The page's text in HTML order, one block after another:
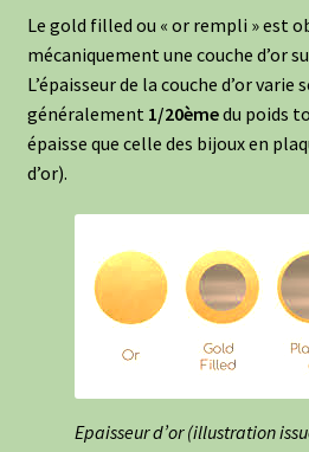
Le gold filled ou « or rempli » est
mécaniquement une couche d’or
L’épaisseur de la couche d’or
généralement 1/20èmedu poids
épaisse que celle des bijoux en
d’or).
Epaisseur d’or (illustration